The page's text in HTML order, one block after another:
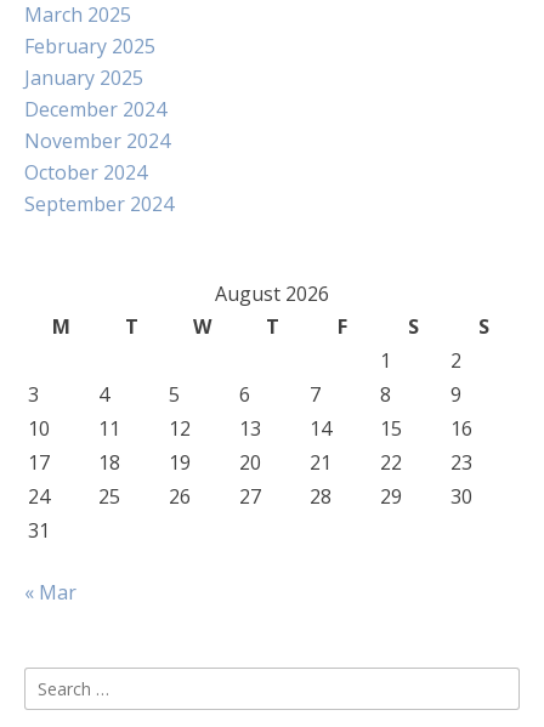
March 2025
February 2025
January 2025
December 2024
November 2024
October 2024
September 2024
August 2026
M
T W T F S
S
1
2
3
4 5 6 7 8
9
10
11 12 13 14 15
16
17
18 19 20 21 22
23
24
25 26 27 28 29
30
31
« Mar
Search
for: